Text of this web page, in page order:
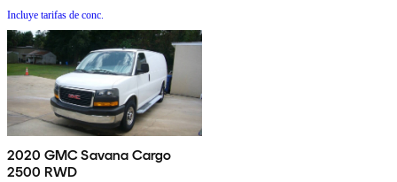
Incluye tarifas de conc.
2020 GMC Savana Cargo
2500 RWD